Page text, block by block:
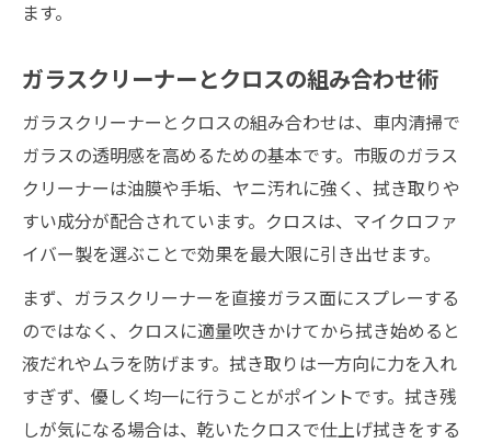
ます。
ガラスクリーナーとクロスの組み合わせ術
ガラスクリーナーとクロスの組み合わせは、車内清掃で
ガラスの透明感を高めるための基本です。市販のガラス
クリーナーは油膜や手垢、ヤニ汚れに強く、拭き取りや
すい成分が配合されています。クロスは、マイクロファ
イバー製を選ぶことで効果を最大限に引き出せます。
まず、ガラスクリーナーを直接ガラス面にスプレーする
のではなく、クロスに適量吹きかけてから拭き始めると
液だれやムラを防げます。拭き取りは一方向に力を入れ
すぎず、優しく均一に行うことがポイントです。拭き残
しが気になる場合は、乾いたクロスで仕上げ拭きをする